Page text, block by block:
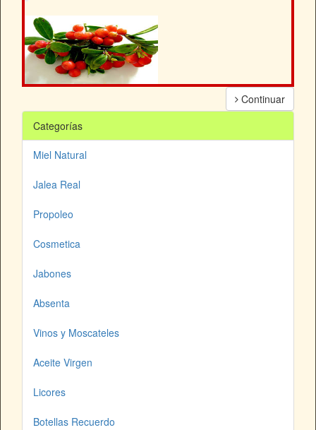
Continuar
Categorías
Miel Natural
Jalea Real
Propoleo
Cosmetica
Jabones
Absenta
Vinos y Moscateles
Aceite Virgen
Licores
Botellas Recuerdo